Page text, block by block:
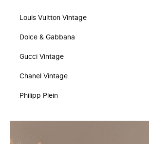
Louis Vuitton Vintage
Dolce & Gabbana
Gucci Vintage
Chanel Vintage
Philipp Plein